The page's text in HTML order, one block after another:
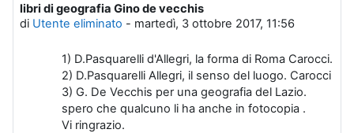
libri di geografia Gino de vecchis
di Utente eliminato - martedì, 3 ottobre 2017, 11:56
Numero di risposte: 0
1) D.Pasquarelli d'Allegri, la forma di Roma Carocci.
2) D.Pasquarelli Allegri, il senso del luogo. Carocci
3) G. De Vecchis per una geografia del Lazio.
spero che qualcuno li ha anche in fotocopia .
Vi ringrazio.